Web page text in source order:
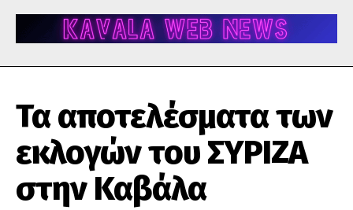
Τα αποτελέσματα των
εκλογών του ΣΥΡΙΖΑ
στην Καβάλα